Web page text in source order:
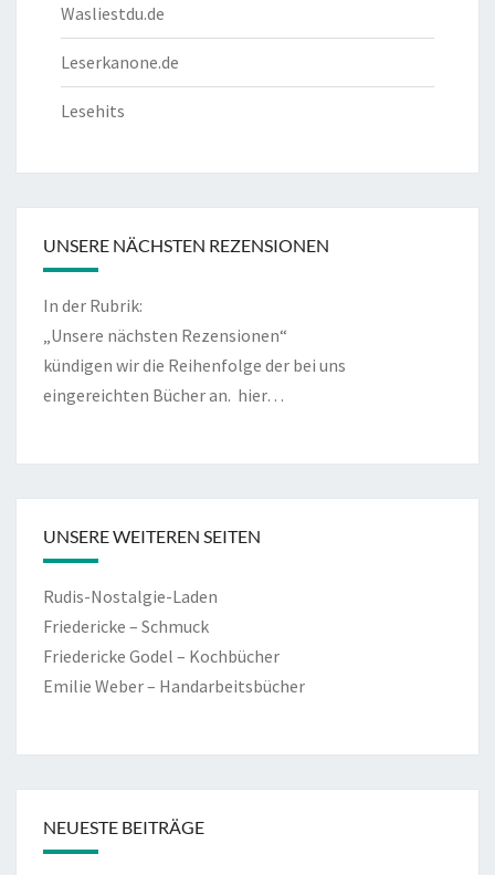
Wasliestdu.de
Leserkanone.de
Lesehits
UNSERE NÄCHSTEN REZENSIONEN
In der Rubrik:
„Unsere nächsten Rezensionen“
kündigen wir die Reihenfolge der bei uns
eingereichten Bücher an. hier…
UNSERE WEITEREN SEITEN
Rudis-Nostalgie-Laden
Friedericke – Schmuck
Friedericke Godel – Kochbücher
Emilie Weber – Handarbeitsbücher
NEUESTE BEITRÄGE